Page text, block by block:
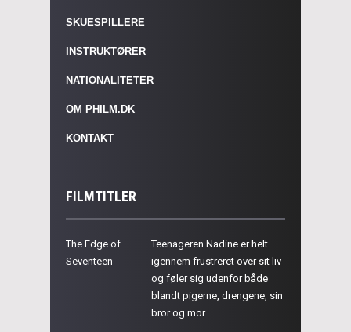
SKUESPILLERE
INSTRUKTØRER
NATIONALITETER
OM PHILM.DK
KONTAKT
FILMTITLER
The Edge of
Seventeen
Teenageren Nadine er helt
igennem frustreret over sit liv
og føler sig udenfor både
blandt pigerne, drengene, sin
bror og mor.